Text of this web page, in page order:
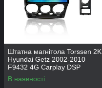
Штатна магнітола Torssen 2K
Hyundai Getz 2002-2010
F9432 4G Carplay DSP
В наявності